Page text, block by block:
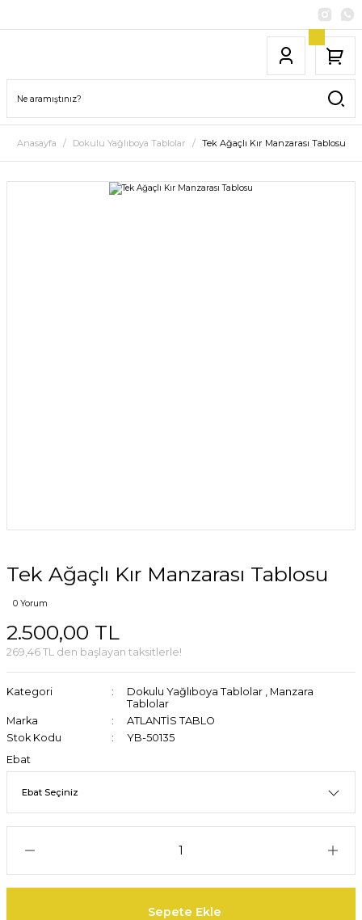
Anasayfa Dokulu Yağlıboya Tablolar Tek Ağaçlı Kır Manzarası Tablosu
Tek Ağaçlı Kır Manzarası Tablosu
0 Yorum
2.500,00 TL
269,46 TL den başlayan taksitlerle!
Kategori Dokulu Yağlıboya Tablolar , Manzara
Tablolar
Marka
ATLANTİS TABLO
Stok Kodu
YB-50135
Ebat
Sepete Ekle